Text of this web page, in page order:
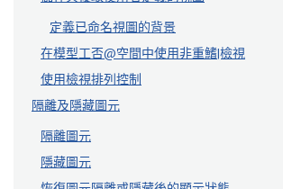
定義已命名視圖的背景
在模型工否@空間中使用非重鰭|檢視
使用檢視排列控制
隔離及隱藏圖元
隔離圖元
隱藏圖元